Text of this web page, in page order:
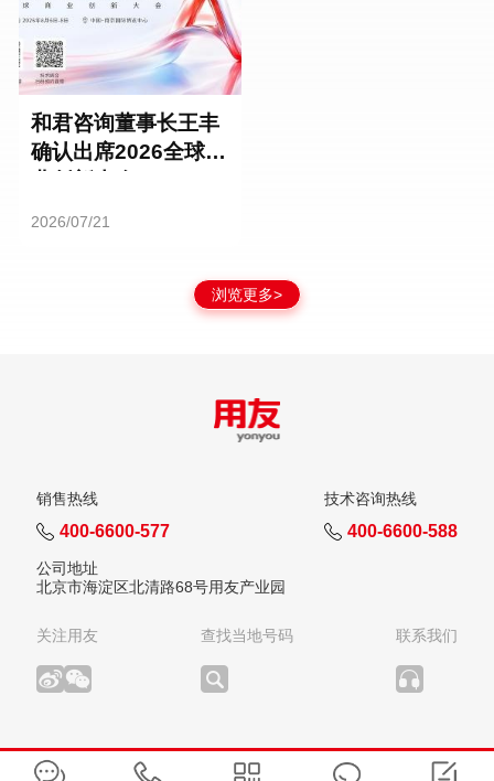
和君咨询董事长王丰
确认出席2026全球商
2026/07/21
浏览更多>
销售热线
400-6600-577
技术咨询热线
400-6600-588
公司地址
北京市海淀区北清路68号用友产业园
关注用友 查找当地号码 联系我们
版权所有：用友网络科技股份有限公司